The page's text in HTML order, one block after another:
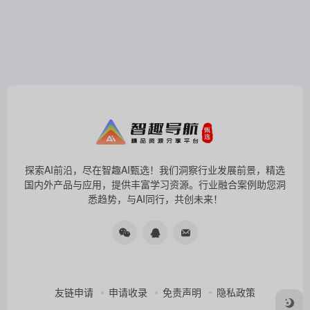
探索AI前沿，尽在智趣AI甄选！我们洞察行业发展前景，精选
国内外产品与应用，提供丰富学习资源。行业融合案例助您洞
悉趋势，与AI同行，共创未来！
友链申请 申请收录 免责声明 隐私政策